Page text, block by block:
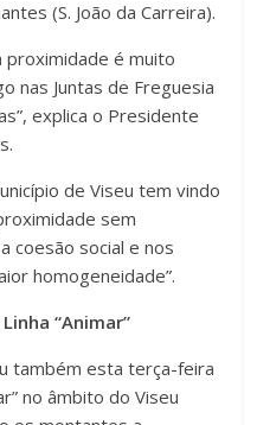
(S. João da Carreira).
proximidade é muito
nas Juntas de Freguesia
explica o Presidente
de Viseu tem vindo
sem
coesão social e nos
homogeneidade”.
“Animar”
também esta terça-feira
no âmbito do Viseu